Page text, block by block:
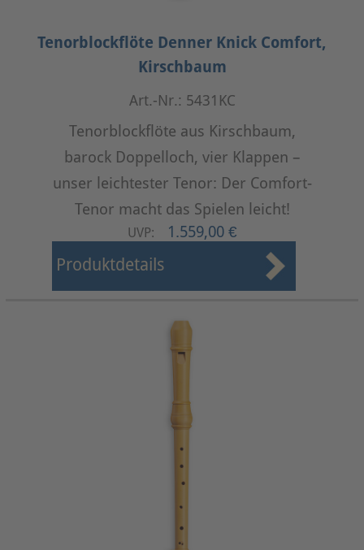
Tenorblockflöte Denner Knick Comfort,
Kirschbaum
Art.-Nr.: 5431KC
Tenorblockflöte aus Kirschbaum,
barock Doppelloch, vier Klappen –
unser leichtester Tenor: Der Comfort-
Tenor macht das Spielen leicht!
UVP: 1.559,00 €
Produktdetails